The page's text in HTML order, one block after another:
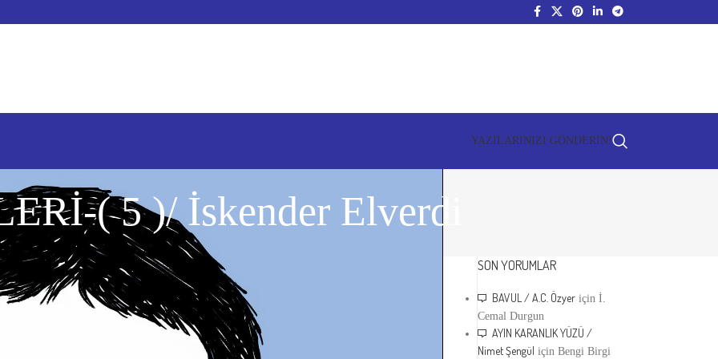
YAZILARINIZI GÖNDERİN!
( 5 )/ İskender Elverdi
SON YORUMLAR
BAVUL / A.C. Özyer içinİ.
Cemal Durgun
AYIN KARANLIK YÜZÜ /
Nimet Şengül içinBengi Birgi